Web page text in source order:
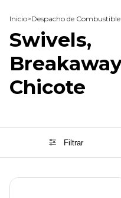
Inicio>Despacho de Combustible
Swivels,
Chicote
Filtrar